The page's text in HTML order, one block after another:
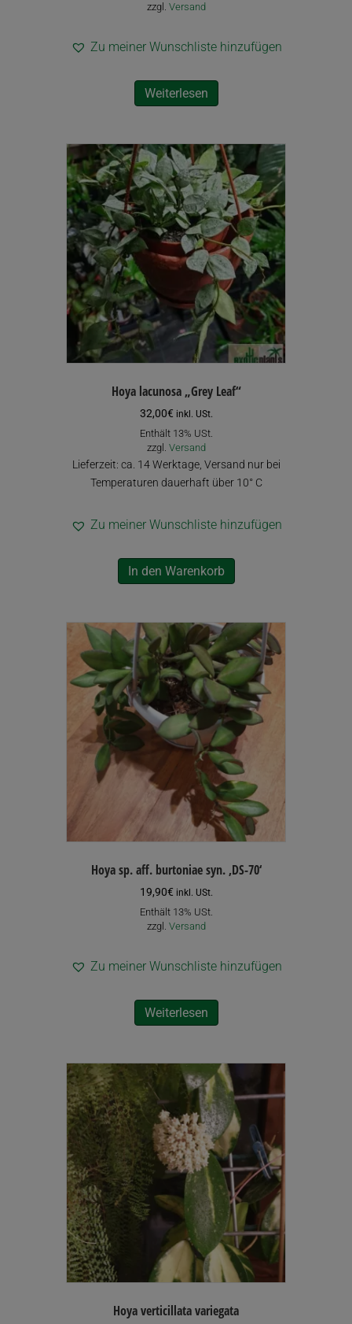
zzgl. Versand
Zu meiner Wunschliste hinzufügen
Weiterlesen
Hoya lacunosa „Grey Leaf“
32,00€ inkl. USt.
Enthält 13% USt.
zzgl. Versand
Lieferzeit: ca. 14 Werktage, Versand nur bei
Temperaturen dauerhaft über 10° C
Zu meiner Wunschliste hinzufügen
In den Warenkorb
Hoya sp. aff. burtoniae syn. ‚DS-70‘
19,90€ inkl. USt.
Enthält 13% USt.
zzgl. Versand
Zu meiner Wunschliste hinzufügen
Weiterlesen
Hoya verticillata variegata